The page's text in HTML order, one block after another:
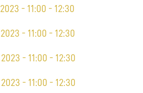
- 11:00 - 12:30
- 11:00 - 12:30
- 11:00 - 12:30
- 11:00 - 12:30